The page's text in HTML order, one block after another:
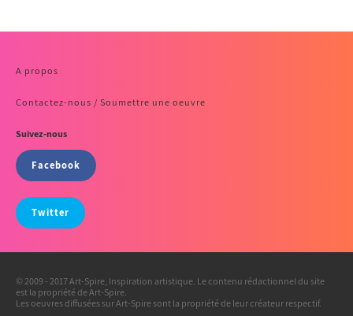
A propos
Contactez-nous / Soumettre une oeuvre
Suivez-nous
Facebook
Twitter
© 2009 - 2017 Art-Spire, Inspiration artistique. Le contenu rédactionnel du site
est la propriété de Art-Spire.
Les oeuvres diffusées sur Art-Spire sont la propriété de leur créateur respectif.